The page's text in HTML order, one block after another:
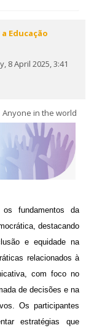
Educação
8 April 2025, 3:41
Anyone in the world
fundamentos da
destacando
e equidade na
relacionados à
com foco no
de decisões e na
Os participantes
estratégias que